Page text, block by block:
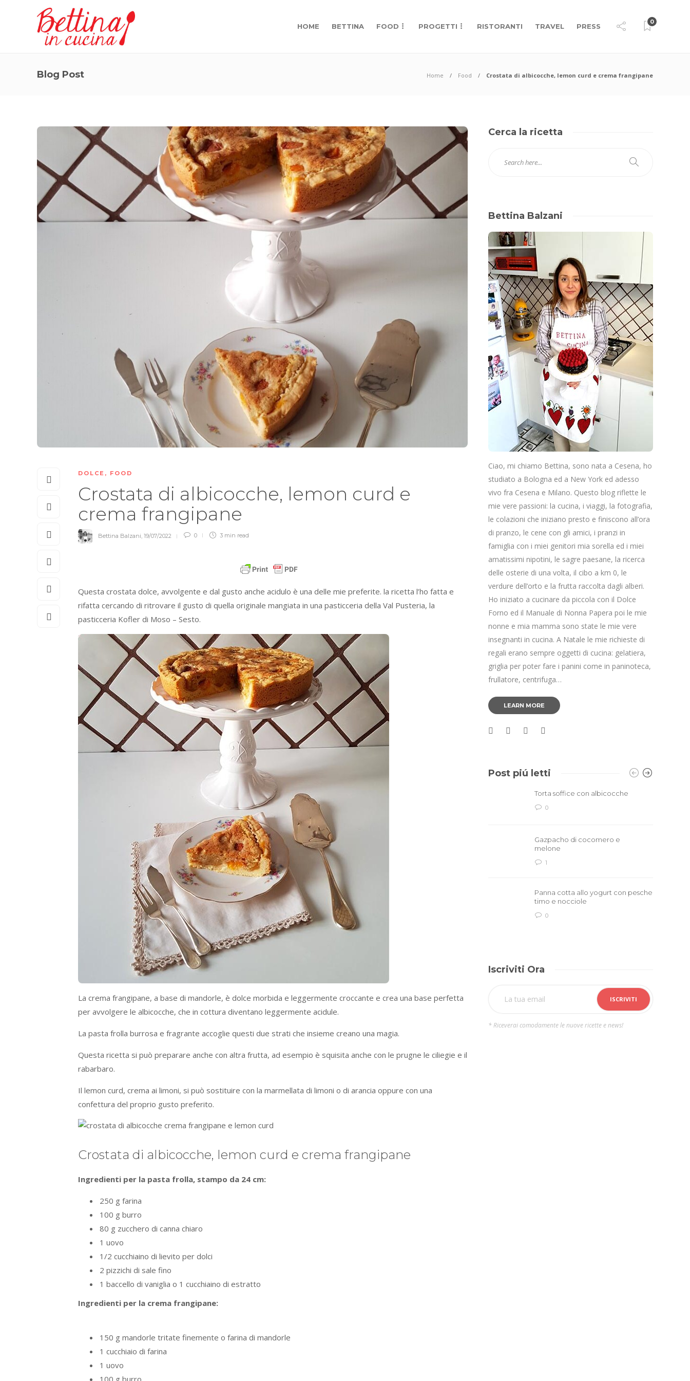
HOME BETTINA FOOD PROGETTI RISTORANTI TRAVEL PRESS
0
Blog Post Home Food Crostata di albicocche, lemon curd e crema frangipane
DOLCE , FOOD
Crostata di albicocche, lemon curd e
crema frangipane
Bettina Balzani 19/07/2022 0 3 min read
Questa crostata dolce, avvolgente e dal gusto anche acidulo è una delle mie preferite. la ricetta l’ho fatta e
rifatta cercando di ritrovare il gusto di quella originale mangiata in una pasticceria della Val Pusteria, la
pasticceria Kofler di Moso – Sesto.
La crema frangipane, a base di mandorle, è dolce morbida e leggermente croccante e crea una base perfetta
per avvolgere le albicocche, che in cottura diventano leggermente acidule.
La pasta frolla burrosa e fragrante accoglie questi due strati che insieme creano una magia.
Questa ricetta si può preparare anche con altra frutta, ad esempio è squisita anche con le prugne le ciliegie e il
rabarbaro.
Il lemon curd, crema ai limoni, si può sostituire con la marmellata di limoni o di arancia oppure con una
confettura del proprio gusto preferito.
Crostata di albicocche, lemon curd e crema frangipane
Ingredienti per la pasta frolla, stampo da 24 cm:
250 g farina
100 g burro
80 g zucchero di canna chiaro
1 uovo
1/2 cucchiaino di lievito per dolci
2 pizzichi di sale fino
1 baccello di vaniglia o 1 cucchiaino di estratto
Ingredienti per la crema frangipane:
150 g mandorle tritate finemente o farina di mandorle
1 cucchiaio di farina
1 uovo
100 g burro
Cerca la ricetta
Bettina Balzani
Ciao, mi chiamo Bettina, sono nata a Cesena, ho
studiato a Bologna ed a New York ed adesso
vivo fra Cesena e Milano. Questo blog riflette le
mie vere passioni: la cucina, i viaggi, la fotografia,
le colazioni che iniziano presto e finiscono all’ora
di pranzo, le cene con gli amici, i pranzi in
famiglia con i miei genitori mia sorella ed i miei
amatissimi nipotini, le sagre paesane, la ricerca
delle osterie di una volta, il cibo a km 0, le
verdure dell’orto e la frutta raccolta dagli alberi.
Ho iniziato a cucinare da piccola con il Dolce
Forno ed il Manuale di Nonna Papera poi le mie
nonne e mia mamma sono state le mie vere
insegnanti in cucina. A Natale le mie richieste di
regali erano sempre oggetti di cucina: gelatiera,
griglia per poter fare i panini come in paninoteca,
frullatore, centrifuga…
LEARN MORE
Post piú letti
Torta soffice con albicocche
0
Gazpacho di cocomero e
melone
1
Panna cotta allo yogurt con pesche
timo e nocciole
0
Iscriviti Ora
* Riceverai comodamente le nuove ricette e news!